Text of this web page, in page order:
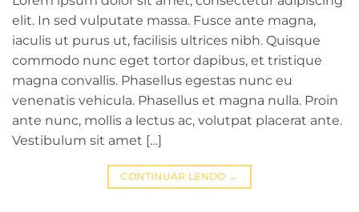
elit. In sed vulputate massa. Fusce ante magna,
iaculis ut purus ut, facilisis ultrices nibh. Quisque
commodo nunc eget tortor dapibus, et tristique
magna convallis. Phasellus egestas nunc eu
venenatis vehicula. Phasellus et magna nulla. Proin
ante nunc, mollis a lectus ac, volutpat placerat ante.
Vestibulum sit amet […]
CONTINUAR LENDO →